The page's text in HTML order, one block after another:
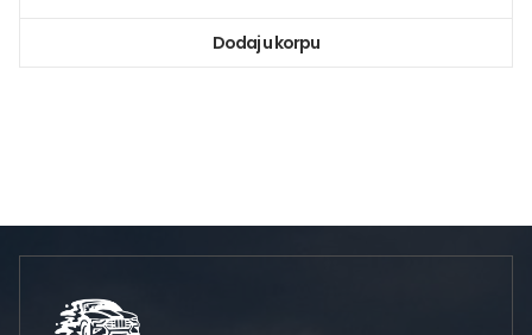
Dodaj u korpu